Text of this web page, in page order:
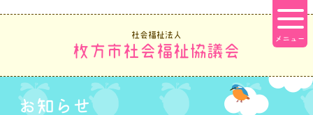
社会福祉法人
枚方市社会福祉協議会
お知らせ